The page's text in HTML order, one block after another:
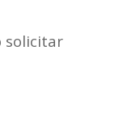
solicitar